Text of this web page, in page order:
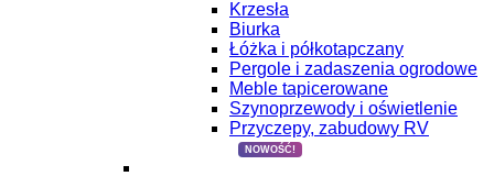
Krzesła
Biurka
Łóżka i półkotapczany
Pergole i zadaszenia ogrodowe
Meble tapicerowane
Szynoprzewody i oświetlenie
Przyczepy, zabudowy RV
NOWOŚĆ!